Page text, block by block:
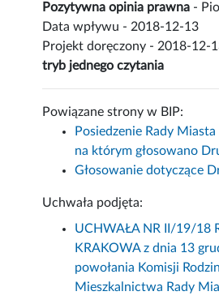
Pozytywna opinia prawna -
Data wpływu - 2018-12-13
Projekt doręczony - 2018-12-
tryb jednego czytania
Powiązane strony w BIP:
Posiedzenie Rady
na którym głosowano
Głosowanie dotyczące
Uchwała podjęta:
UCHWAŁA NR II/19/18
KRAKOWA z dnia 13
powołania Komisji
Mieszkalnictwa Rady